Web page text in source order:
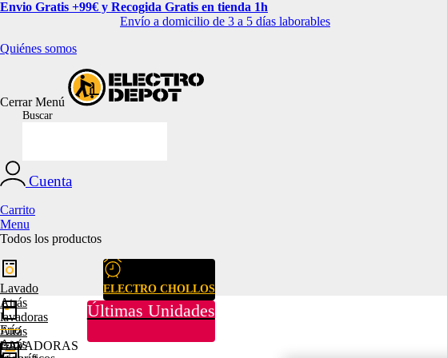
Envio Gratis +99€ y Recogida Gratis en tienda 1h
Envío a domicilio de 3 a 5 días laborables
Quiénes somos
CerrarMenú
Buscar
Cuenta
Carrito
Menu
Todos los productos
ELECTRO CHOLLOS
Últimas Unidades
Lavado
Atrás
lavadoras
Atrás
LAVADORAS
Frío
Atrás